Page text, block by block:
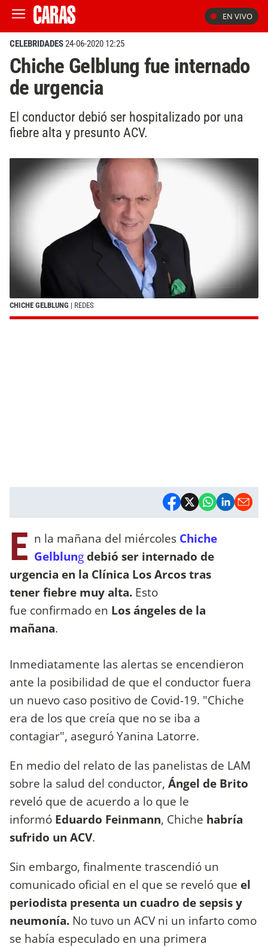
EN VIVO
CELEBRIDADES24-06-2020 12:25
Chiche Gelblung fue internado
de urgencia
El conductor debió ser hospitalizado por una
fiebre alta y presunto ACV.
CHICHE GELBLUNG | REDES
E n la mañana del miércoles Chiche
Gelblungdebió ser internado de
urgencia en la Clínica Los Arcos tras
tener fiebre muy alta. Esto
fue confirmado en Los ángeles de la
mañana.
Inmediatamente las alertas se encendieron
ante la posibilidad de que el conductor fuera
un nuevo caso positivo de Covid-19. "Chiche
era de los que creía que no se iba a
contagiar", aseguró Yanina Latorre.
En medio del relato de las panelistas de LAM
sobre la salud del conductor, Ángel de Brito
reveló que de acuerdo a lo que le
informó Eduardo Feinmann, Chiche habría
sufrido un ACV.
Sin embargo, finalmente trascendió un
comunicado oficial en el que se reveló que el
periodista presenta un cuadro de sepsis y
neumonía. No tuvo un ACV ni un infarto como
se había especulado en una primera